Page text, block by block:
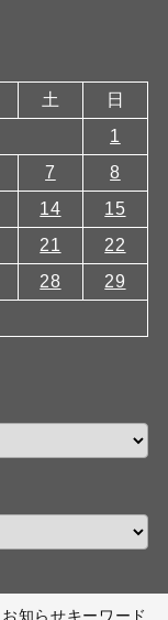
土
日
1
7
8
14
15
21
22
28
29
お知らせキーワード